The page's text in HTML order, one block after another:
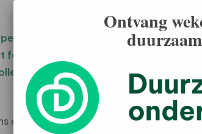
week een belangrijke stap gezet in
presenteerde haar
elektrische touringcars van
een bijeenkomst voor medewerkers,
Ontvang